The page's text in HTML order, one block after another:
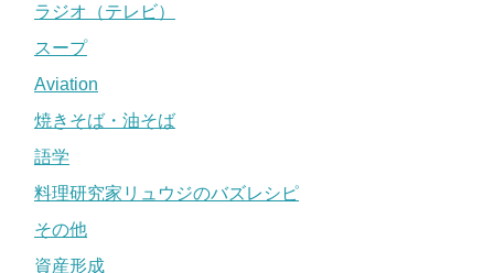
ラジオ（テレビ）
スープ
Aviation
焼きそば・油そば
語学
料理研究家リュウジのバズレシピ
その他
資産形成